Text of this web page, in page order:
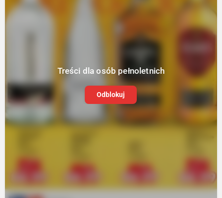
Treści dla osób pełnoletnich
Odblokuj